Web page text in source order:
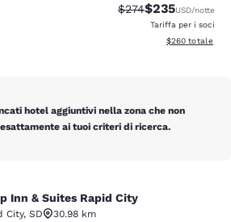
Tariffa di barratura:
$274Tariffa
$235USD/notte
Tariffa per i soci
Visualizza i
$260 totale
hotel aggiuntivi nella zona che non
ai tuoi criteri di ricerca.
Rapid City
Inn & Suites Rapid City
City, SD
30.98 km